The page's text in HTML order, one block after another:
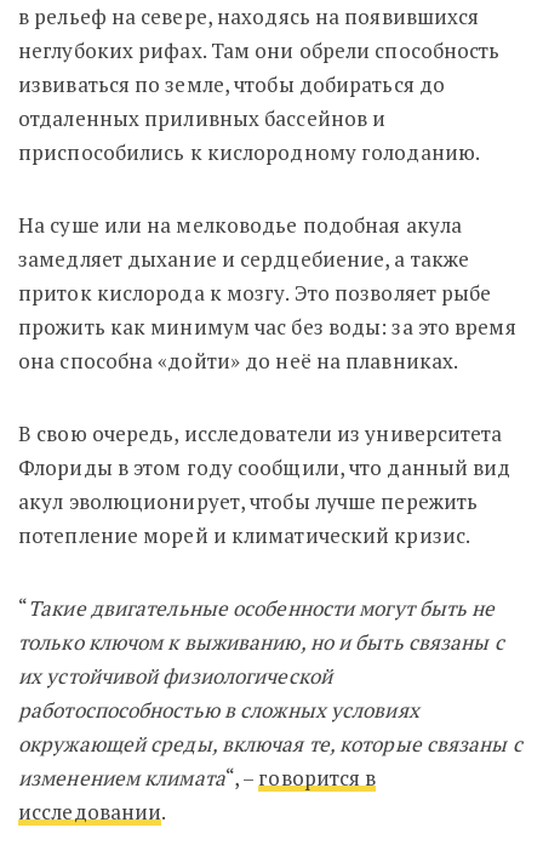
в рельеф на севере, находясь на появившихся
неглубоких рифах. Там они обрели способность
извиваться по земле, чтобы добираться до
отдаленных приливных бассейнов и
приспособились к кислородному голоданию.
На суше или на мелководье подобная акула
замедляет дыхание и сердцебиение, а также
приток кислорода к мозгу. Это позволяет рыбе
прожить как минимум час без воды: за это время
она способна «дойти» до неё на плавниках.
В свою очередь, исследователи из университета
Флориды в этом году сообщили, что данный вид
акул эволюционирует, чтобы лучше пережить
потепление морей и климатический кризис.
“Такие двигательные особенности могут быть не
только ключом к выживанию, но и быть связаны с
их устойчивой физиологической
работоспособностью в сложных условиях
окружающей среды, включая те, которые связаны с
изменением климата“, – говорится в
исследовании.